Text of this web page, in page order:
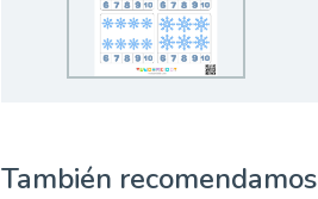
También recomendamos